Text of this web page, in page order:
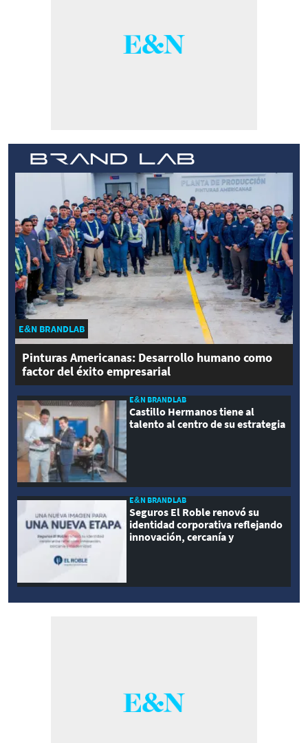
E&N BRANDLAB
Pinturas Americanas: Desarrollo humano como
factor del éxito empresarial
E&N BRANDLAB
Castillo Hermanos tiene al
talento al centro de su estrategia
E&N BRANDLAB
Seguros El Roble renovó su
identidad corporativa reflejando
innovación, cercanía y